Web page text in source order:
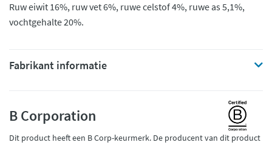
Ruw eiwit 16%, ruw vet 6%, ruwe celstof 4%, ruwe as 5,1%,
vochtgehalte 20%.
Fabrikant informatie
B Corporation
Dit product heeft een B Corp-keurmerk. De producent van dit product